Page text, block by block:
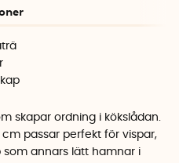
skapar ordning i kökslådan.
passar perfekt för vispar,
som annars lätt hamnar i